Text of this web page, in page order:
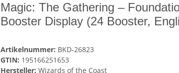
Magic: The Gathering –
Booster Display (24 Booster,
Artikelnummer: BKD-26823
GTIN: 195166251653
Hersteller: Wizards of the Coast